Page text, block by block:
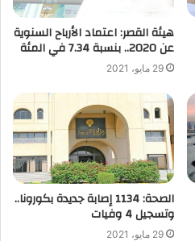
هيئة القصر: اعتماد الأرباح السنوية
عن 2020.. بنسبة 7.34 في المئة
29 مايو، 2021
الصحة: 1134 إصابة جديدة بكورونا..
وتسجيل 4 وفيات
29 مايو، 2021